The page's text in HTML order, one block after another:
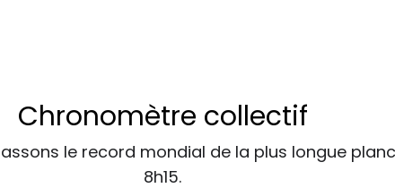
Chronomètre collectif
le record mondial de la plus longue
8h15.